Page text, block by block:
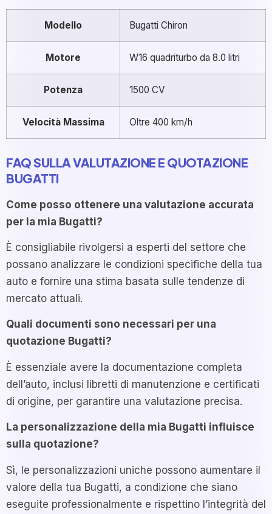
Modello Bugatti Chiron
Motore W16 quadriturbo da 8.0 litri
Potenza 1500 CV
Velocità Massima Oltre 400 km/h
FAQ SULLA VALUTAZIONE E QUOTAZIONE
BUGATTI
Come posso ottenere una valutazione accurata
per la mia Bugatti?
È consigliabile rivolgersi a esperti del settore che
possano analizzare le condizioni specifiche della tua
auto e fornire una stima basata sulle tendenze di
mercato attuali.
Quali documenti sono necessari per una
quotazione Bugatti?
È essenziale avere la documentazione completa
dell’auto, inclusi libretti di manutenzione e certificati
di origine, per garantire una valutazione precisa.
La personalizzazione della mia Bugatti influisce
sulla quotazione?
Sì, le personalizzazioni uniche possono aumentare il
valore della tua Bugatti, a condizione che siano
eseguite professionalmente e rispettino l’integrità del